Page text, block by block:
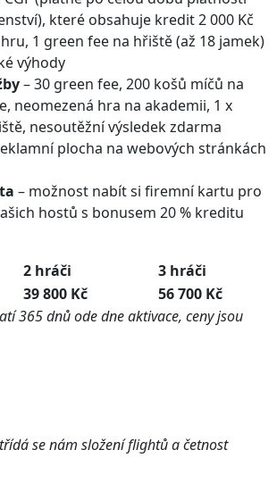
které obsahuje kredit 2 000 Kč
1 green fee na hřiště (až 18 jamek)
výhody
– 30 green fee, 200 košů míčů na
neomezená hra na akademii, 1 x
nesoutěžní výsledek zdarma
plocha na webových stránkách
– možnost nabít si firemní kartu pro
hostů s bonusem 20 % kreditu
2 hráči
3 hráči
39 800 Kč
56 700 Kč
365 dnů ode dne aktivace, ceny jsou
se nám složení flightů a četnost